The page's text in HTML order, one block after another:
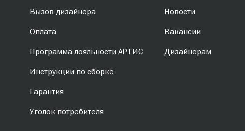
Вызов дизайнера
Оплата
Программа лояльности АРТИС
Инструкции по сборке
Гарантия
Уголок потребителя
Новости
Вакансии
Дизайнерам